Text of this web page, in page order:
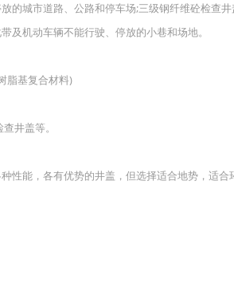
的城市道路、公路和停车场;三级钢纤维砼检查
及机动车辆不能行驶、停放的小巷和场地。
脂基复合材料)
井盖等。
性能，各有优势的井盖，但选择适合地势，适